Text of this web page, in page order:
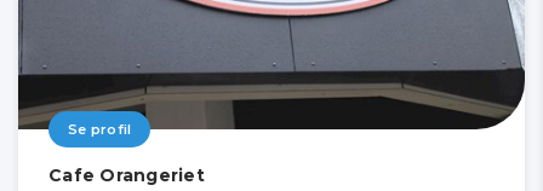
Se profil
Cafe Orangeriet